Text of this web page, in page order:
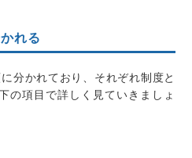
れる
分かれており、それぞれ制度と
の項目で詳しく見ていきましょ